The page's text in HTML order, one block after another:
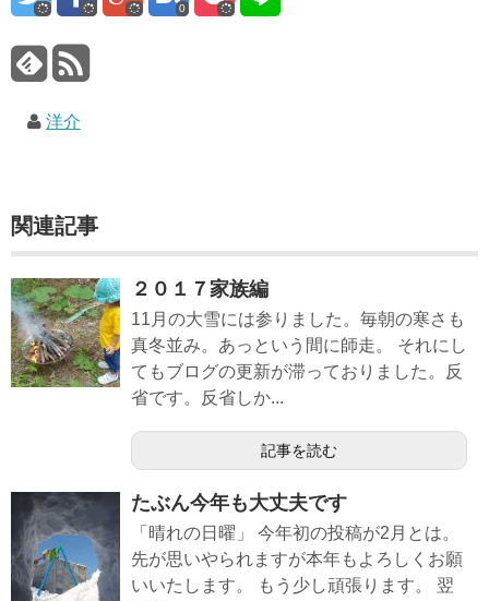
0
洋介
関連記事
２０１７家族編
11月の大雪には参りました。毎朝の寒さも
真冬並み。あっという間に師走。 それにし
てもブログの更新が滞っておりました。反
省です。反省しか...
記事を読む
たぶん今年も大丈夫です
「晴れの日曜」 今年初の投稿が2月とは。
先が思いやられますが本年もよろしくお願
いいたします。 もう少し頑張ります。 翌